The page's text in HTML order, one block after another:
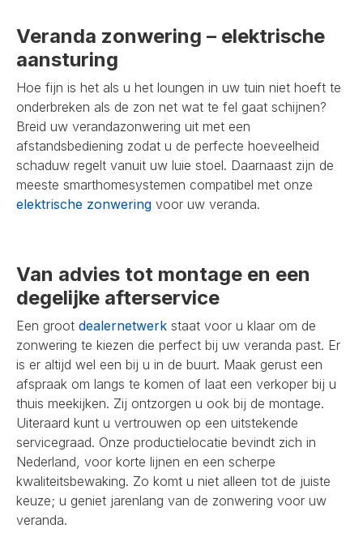
Veranda zonwering – elektrische
aansturing
Hoe fijn is het als u het loungen in uw tuin niet hoeft te
onderbreken als de zon net wat te fel gaat schijnen?
Breid uw verandazonwering uit met een
afstandsbediening zodat u de perfecte hoeveelheid
schaduw regelt vanuit uw luie stoel. Daarnaast zijn de
meeste smarthomesystemen compatibel met onze
elektrische zonwering voor uw veranda.
Van advies tot montage en een
degelijke afterservice
Een groot dealernetwerk staat voor u klaar om de
zonwering te kiezen die perfect bij uw veranda past. Er
is er altijd wel een bij u in de buurt. Maak gerust een
afspraak om langs te komen of laat een verkoper bij u
thuis meekijken. Zij ontzorgen u ook bij de montage.
Uiteraard kunt u vertrouwen op een uitstekende
servicegraad. Onze productielocatie bevindt zich in
Nederland, voor korte lijnen en een scherpe
kwaliteitsbewaking. Zo komt u niet alleen tot de juiste
keuze; u geniet jarenlang van de zonwering voor uw
veranda.